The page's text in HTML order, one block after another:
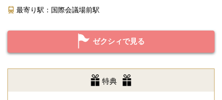
最寄り駅：国際会議場前駅
ゼクシィで見る
特典